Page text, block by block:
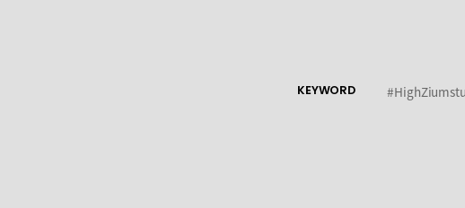
KEYWORD